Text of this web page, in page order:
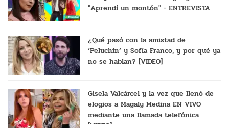
"Aprendí un montón" - ENTREVISTA
¿Qué pasó con la amistad de
‘Peluchín’ y Sofía Franco, y por qué ya
no se hablan? [VIDEO]
Gisela Valcárcel y la vez que llenó de
elogios a Magaly Medina EN VIVO
mediante una llamada telefónica
[VIDEO]